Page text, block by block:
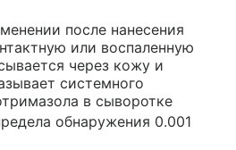
после нанесения
или воспаленную
через кожу и
системного
в сыворотке
обнаружения 0.001